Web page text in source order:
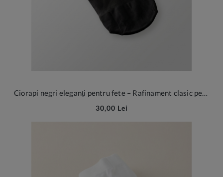
Ciorapi negri eleganți pentru fete – Rafinament clasic pentru ocazii speciale și ținute de școală
30,00 Lei